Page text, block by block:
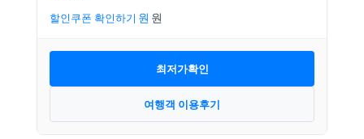
할인쿠폰 확인하기
최저가확인
여행객 이용후기